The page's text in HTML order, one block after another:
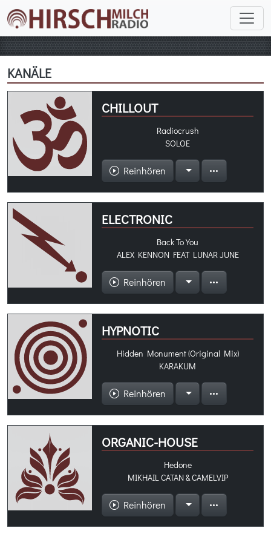
KANÄLE
CHILLOUT
Radiocrush
SOLOE
Reinhören
ELECTRONIC
Back To You
ALEX KENNON FEAT LUNAR JUNE
Reinhören
HYPNOTIC
Hidden Monument (Original Mix)
KARAKUM
Reinhören
ORGANIC-HOUSE
Hedone
MIKHAIL CATAN & CAMELVIP
Reinhören